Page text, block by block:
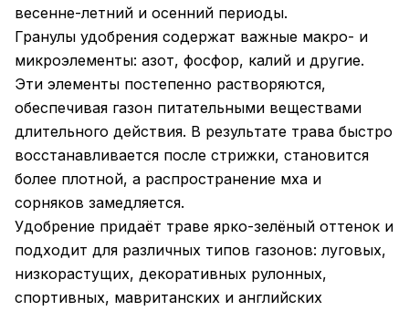
весенне-летний и осенний периоды.
Гранулы удобрения содержат важные макро- и
микроэлементы: азот, фосфор, калий и другие.
Эти элементы постепенно растворяются,
обеспечивая газон питательными веществами
длительного действия. В результате трава быстро
восстанавливается после стрижки, становится
более плотной, а распространение мха и
сорняков замедляется.
Удобрение придаёт траве ярко-зелёный оттенок и
подходит для различных типов газонов: луговых,
низкорастущих, декоративных рулонных,
спортивных, мавританских и английских